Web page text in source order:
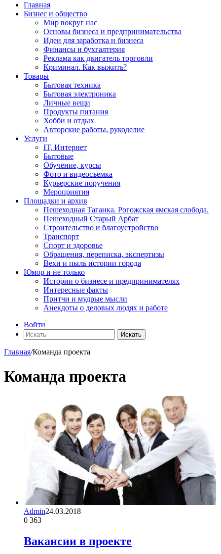
Главная
Бизнес и общество
Мир вокруг нас
Основы бизнеса и предпринимательства
Идеи для заработка и бизнеса
Финансы и бухгалтерия
Реклама как двигатель торговли
Криминал. Как выжить?
Товары
Бытовая техника
Бытовая электроника
Личные вещи
Продукты питания
Хобби и отдых
Авторские работы, рукоделие
Услуги
IT, Интернет
Бытовые
Обучение, курсы
Фото и видеосъемка
Курьерские поручения
Мероприятия
Площадки и архив
Пешеходная Таганка. Рогожская ямская слобода.
Пешеходный Старый Арбат
Строительство и благоустройство
Транспорт
Спорт и здоровье
Обращения, переписка, экспертизы
Вехи и пыль истории города
Юмор и не только
Истории о бизнесе и предпринимателях
Интересные факты
Притчи и мудрые мысли
Анекдоты о деловых людях и работе
Войти
Искать
Главная/Команда проекта
Команда проекта
Admin24.03.2018
0 363
Вакансии в проекте